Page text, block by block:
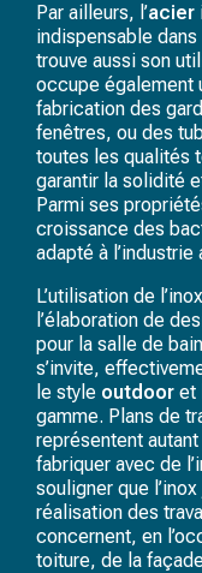
Par ailleurs, l’acier
indispensable dans
trouve aussi son
occupe également
fabrication des
fenêtres, ou des
toutes les qualités
garantir la solidité
Parmi ses
croissance des
adapté à
L’utilisation de
l’élaboration de
pour la salle de
s’invite,
le style outdoor et
gamme. Plans de
représentent
fabriquer avec de
souligner que
réalisation des
concernent, en
toiture, de la